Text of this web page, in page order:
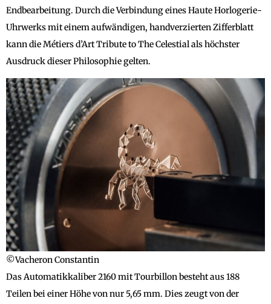
Endbearbeitung. Durch die Verbindung eines Haute Horlogerie-
Uhrwerks mit einem aufwändigen, handverzierten Zifferblatt
kann die Métiers d’Art Tribute to The Celestial als höchster
Ausdruck dieser Philosophie gelten.
©Vacheron Constantin
Das Automatikkaliber 2160 mit Tourbillon besteht aus 188
Teilen bei einer Höhe von nur 5,65 mm. Dies zeugt von der